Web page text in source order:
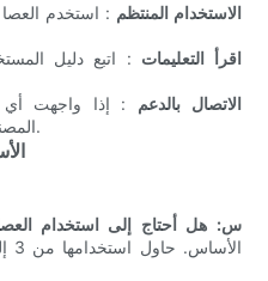
الاستخدام المنتظم : استخدم
اقرأ التعليمات : اتبع دليل
الاتصال بالدعم : إذا واجهت
المصنعة للحصول على الدعم والإرشاد.
س: هل أحتاج إلى استخدام العصا